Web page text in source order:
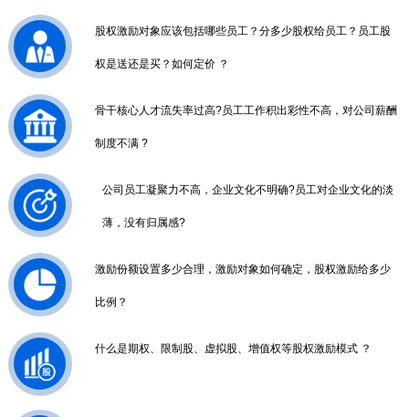
股权激励对象应该包括哪些员工？分多少股权给员工？员工股
权是送还是买？如何定价 ？
骨干核心人才流失率过高?员工工作积出彩性不高，对公司薪酬
制度不满 ?
公司员工凝聚力不高，企业文化不明确?员工对企业文化的淡
薄，没有归属感?
激励份额设置多少合理，激励对象如何确定，股权激励给多少
比例？
什么是期权、限制股、虚拟股、增值权等股权激励模式 ？